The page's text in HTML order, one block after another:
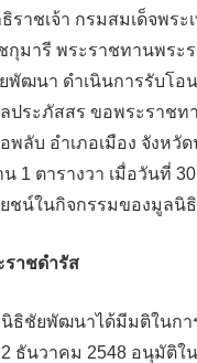
ราชเจ้า กรมสมเด็จพร
กุมารี พระราชทานพระ
พัฒนา ดำเนินการรับโอ
ประภัสสร ขอพระราชท
พลับ อำเภอเมือง จังหวั
น 1 ตารางวา เมื่อวันที่
ยชน์ในกิจกรรมของมูล
ราชดำรัส
ธิชัยพัฒนาได้มีมติในกา
ธันวาคม 2548 อนุมัติใ